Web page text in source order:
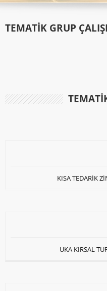
TEMATİK GRUP
KISA TEDARİK
UKA KIRSAL